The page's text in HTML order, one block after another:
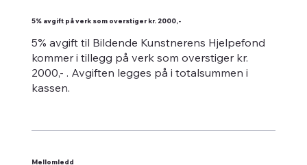
5% avgift på verk som overstiger kr. 2000,-
5% avgift til Bildende Kunstnerens Hjelpefond
kommer i tillegg på verk som overstiger kr.
2000,- . Avgiften legges på i totalsummen i
kassen.
Mellomledd